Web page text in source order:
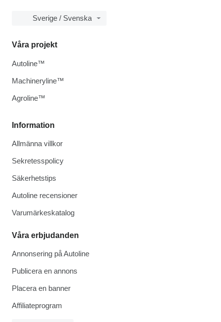
Sverige / Svenska
Information
Allmänna villkor
Sekretesspolicy
Säkerhetstips
Autoline recensioner
Varumärkeskatalog
Våra erbjudanden
Annonsering på Autoline
Publicera en annons
Placera en banner
Affiliateprogram
Våra projekt
Autoline™
Machineryline™
Agroline™